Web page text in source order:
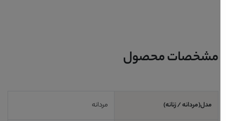
مشخصات محصول
مدل(مردانه / زنانه) مردانه